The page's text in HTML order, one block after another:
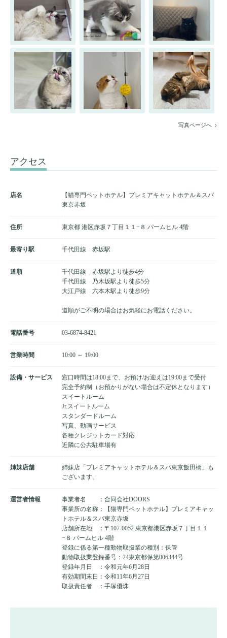
写真ページへ
アクセス
店名
【猫専門ペットホテル】プレミアキャットホテル＆スパ
東京赤坂
住所 東京都 港区赤坂７丁目１１−８ パームヒル 4階
最寄り駅 千代田線 赤坂駅
道順
千代田線 赤坂駅より徒歩4分
千代田線 乃木坂駅より徒歩5分
大江戸線 六本木駅より徒歩9分
道順がご不明の場合はお気軽にお電話ください。
電話番号 03-6874-8421
営業時間 10:00 ～ 19:00
設備・サービス
窓口時間は18:00まで、お預け/お迎えは19:00まで受付
完全予約制（お預かりがない場合は不定休となります）
スイートルーム
Jr.スイートルーム
スタンダードルーム
写真、動画サービス
各種クレジットカード対応
近隣に公共駐車場有
姉妹店舗
姉妹店「プレミアキャットホテル＆スパ東京飯田橋」も
ございます。
運営者情報
事業者名 ：合同会社DOORS
事業所の名称：【猫専門ペットホテル】プレミアキャッ
トホテル＆スパ東京赤坂
店舗所在地 ：〒107-0052 東京都港区赤坂７丁目１１
−８ パームヒル 4階
登録に係る第一種動物取扱業の種別：保管
動物取扱業登録番号：24東京都保第006344号
登録年月日 ：令和元年6月28日
有効期間末日：令和11年6月27日
取扱責任者 ：手塚優珠